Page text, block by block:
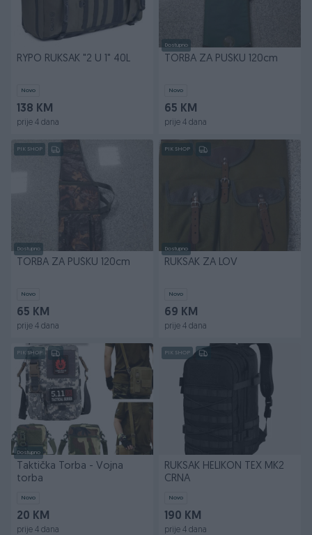
RYPO RUKSAK "2 U 1" 40L
Novo
138 KM
prije 4 dana
Dostupno
TORBA ZA PUŠKU 120cm
Novo
65 KM
prije 4 dana
PIK SHOP
Dostupno
TORBA ZA PUŠKU 120cm
Novo
65 KM
prije 4 dana
PIK SHOP
Dostupno
RUKSAK ZA LOV
Novo
69 KM
prije 4 dana
PIK SHOP
Dostupno
Taktička Torba - Vojna
torba
Novo
20 KM
prije 4 dana
PIK SHOP
RUKSAK HELIKON TEX MK2
CRNA
Novo
190 KM
prije 4 dana